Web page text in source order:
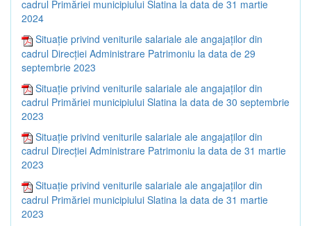
cadrul Primăriei municipiului Slatina la data de 31 martie
2024
Situație privind veniturile salariale ale angajaților din
cadrul Direcției Administrare Patrimoniu la data de 29
septembrie 2023
Situație privind veniturile salariale ale angajaților din
cadrul Primăriei municipiului Slatina la data de 30 septembrie
2023
Situație privind veniturile salariale ale angajaților din
cadrul Direcției Administrare Patrimoniu la data de 31 martie
2023
Situație privind veniturile salariale ale angajaților din
cadrul Primăriei municipiului Slatina la data de 31 martie
2023